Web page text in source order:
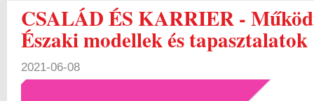
CSALÁD ÉS KARRIER -
Északi modellek és tapasztalatok
2021-06-08